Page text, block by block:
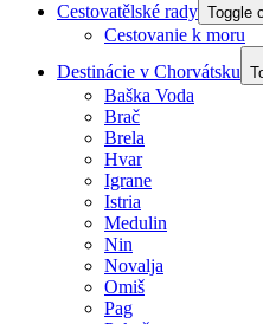
Cestovatělské rady Toggle
Cestovanie k moru
Destinácie v Chorvátsku
Baška Voda
Brač
Brela
Hvar
Igrane
Istria
Medulin
Nin
Novalja
Omiš
Pag